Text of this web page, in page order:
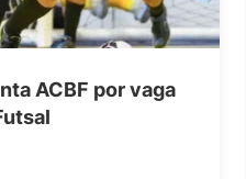
ACBF por vaga